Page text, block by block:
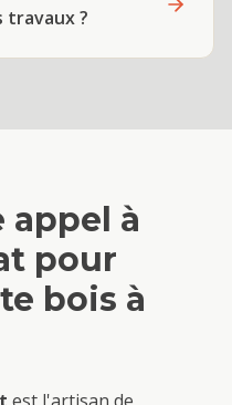
travaux ?
appel à
pour
bois à